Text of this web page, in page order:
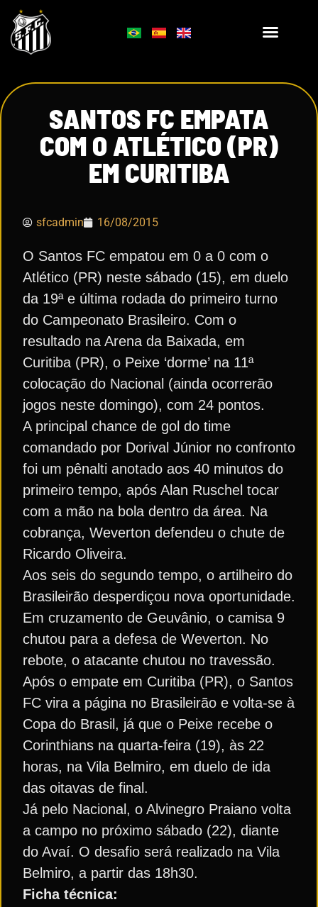
SANTOS FC EMPATA
COM O ATLÉTICO (PR)
EM CURITIBA
sfcadmin 16/08/2015
O Santos FC empatou em 0 a 0 com o
Atlético (PR) neste sábado (15), em duelo
da 19ª e última rodada do primeiro turno
do Campeonato Brasileiro. Com o
resultado na Arena da Baixada, em
Curitiba (PR), o Peixe ‘dorme’ na 11ª
colocação do Nacional (ainda ocorrerão
jogos neste domingo), com 24 pontos.
A principal chance de gol do time
comandado por Dorival Júnior no confronto
foi um pênalti anotado aos 40 minutos do
primeiro tempo, após Alan Ruschel tocar
com a mão na bola dentro da área. Na
cobrança, Weverton defendeu o chute de
Ricardo Oliveira.
Aos seis do segundo tempo, o artilheiro do
Brasileirão desperdiçou nova oportunidade.
Em cruzamento de Geuvânio, o camisa 9
chutou para a defesa de Weverton. No
rebote, o atacante chutou no travessão.
Após o empate em Curitiba (PR), o Santos
FC vira a página no Brasileirão e volta-se à
Copa do Brasil, já que o Peixe recebe o
Corinthians na quarta-feira (19), às 22
horas, na Vila Belmiro, em duelo de ida
das oitavas de final.
Já pelo Nacional, o Alvinegro Praiano volta
a campo no próximo sábado (22), diante
do Avaí. O desafio será realizado na Vila
Belmiro, a partir das 18h30.
Ficha técnica: